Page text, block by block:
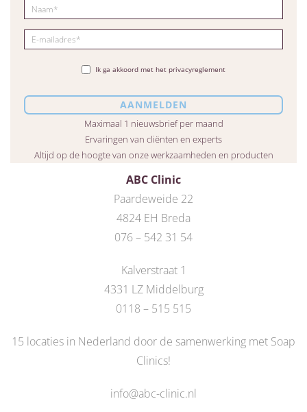
ABC Clinic
Paardeweide 22
4824 EH Breda
076 – 542 31 54
Kalverstraat 1
4331 LZ Middelburg
0118 – 515 515
15 locaties in Nederland door de samenwerking met Soap
Clinics!
info@abc-clinic.nl
Ik ga akkoord met het privacyreglement
Maximaal 1 nieuwsbrief per maand
Ervaringen van cliënten en experts
Altijd op de hoogte van onze werkzaamheden en producten